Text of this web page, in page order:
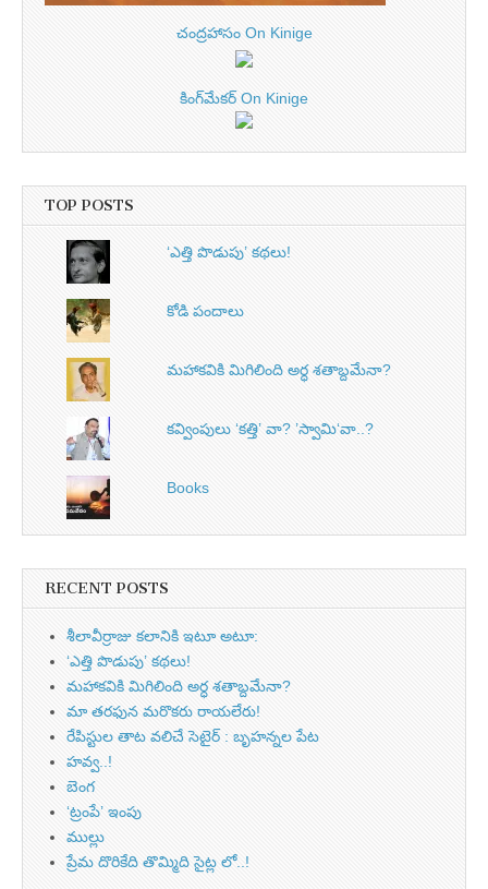
చంద్రహాసం On Kinige
కింగ్‌మేకర్ On Kinige
TOP POSTS
‘ఎత్తి పొడుపు’ కథలు!
కోడి పందాలు
మహాకవికి మిగిలింది అర్ధ శతాబ్దమేనా?
కవ్వింపులు ‘కత్తి’ వా? ’స్వామి‘వా..?
Books
RECENT POSTS
శీలావీర్రాజు కలానికి ఇటూ అటూ:
‘ఎత్తి పొడుపు’ కథలు!
మహాకవికి మిగిలింది అర్ధ శతాబ్దమేనా?
మా తరఫున మరొకరు రాయలేరు!
రేపిస్టుల తాట వలిచే సెటైర్ : బృహన్నల పేట
హవ్వ..!
బెంగ
‘ట్రంపే’ ఇంపు
ముల్లు
ప్రేమ దొరికేది తొమ్మిది సైట్ల లో..!